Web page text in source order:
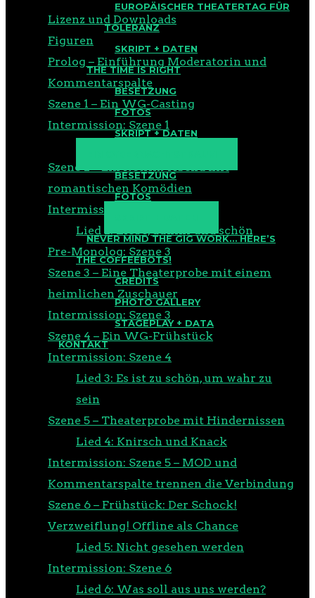
EUROPÄISCHER THEATERTAG FÜR
TOLERANZ
SKRIPT + DATEN
THE TIME IS RIGHT
BESETZUNG
FOTOS
SKRIPT + DATEN
BESETZUNG
FOTOS
NEVER MIND THE GIG WORK… HERE’S
THE COFFEEBOTS!
CREDITS
PHOTO GALLERY
STAGEPLAY + DATA
KONTAKT
Lizenz und Downloads
Figuren
Prolog – Einführung Moderatorin und
Kommentarspalte
Szene 1 – Ein WG-Casting
Intermission: Szene 1
Szene 2 – Ein Netflix-Abend mit
romantischen Komödien
Intermission: Szene 2
Lied 2: Liebe, dumm und schön
Pre-Monolog: Szene 3
Szene 3 – Eine Theaterprobe mit einem
heimlichen Zuschauer
Intermission: Szene 3
Szene 4 – Ein WG-Frühstück
Intermission: Szene 4
Lied 3: Es ist zu schön, um wahr zu
sein
Szene 5 – Theaterprobe mit Hindernissen
Lied 4: Knirsch und Knack
Intermission: Szene 5 – MOD und
Kommentarspalte trennen die Verbindung
Szene 6 – Frühstück: Der Schock!
Verzweiflung! Offline als Chance
Lied 5: Nicht gesehen werden
Intermission: Szene 6
Lied 6: Was soll aus uns werden?